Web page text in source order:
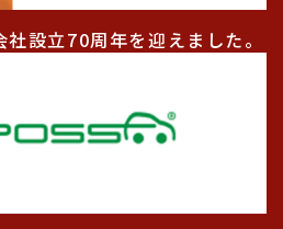
設立70周年を迎えました。